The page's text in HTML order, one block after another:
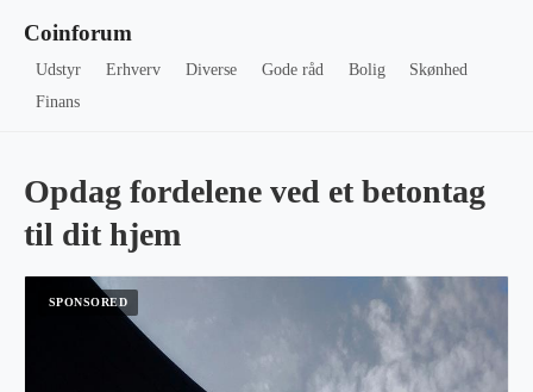
Coinforum
Udstyr Erhverv Diverse Gode råd Bolig
Skønhed
Finans
Opdag fordelene ved et betontag
til dit hjem